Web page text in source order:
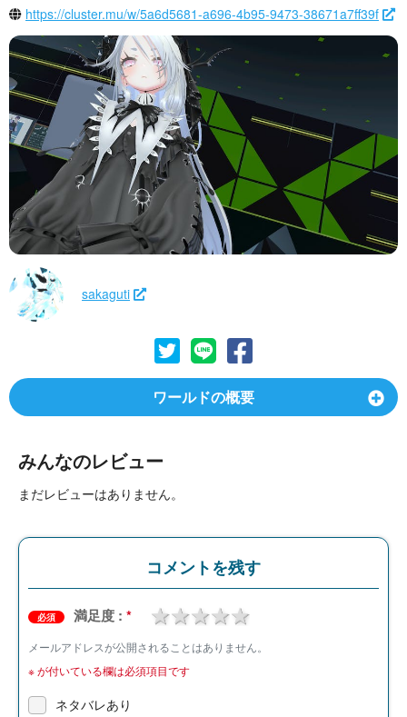
https://cluster.mu/w/5a6d5681-a696-4b95-9473-38671a7ff39f
sakaguti
ワールドの概要
みんなのレビュー
まだレビューはありません。
コメントを残す
必須 満足度 : * 4 stars
3 stars
2 stars
1 star
メールアドレスが公開されることはありません。
※が付いている欄は必須項目です
ネタバレあり